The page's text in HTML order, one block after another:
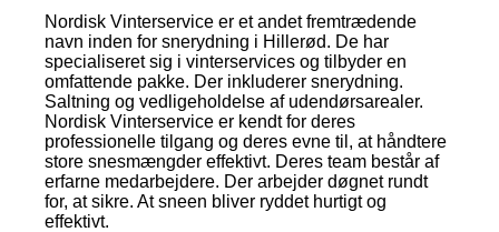
Nordisk Vinterservice er et andet fremtrædende
navn inden for snerydning i Hillerød. De har
specialiseret sig i vinterservices og tilbyder en
omfattende pakke. Der inkluderer snerydning.
Saltning og vedligeholdelse af udendørsarealer.
Nordisk Vinterservice er kendt for deres
professionelle tilgang og deres evne til, at håndtere
store snesmængder effektivt. Deres team består af
erfarne medarbejdere. Der arbejder døgnet rundt
for, at sikre. At sneen bliver ryddet hurtigt og
effektivt.